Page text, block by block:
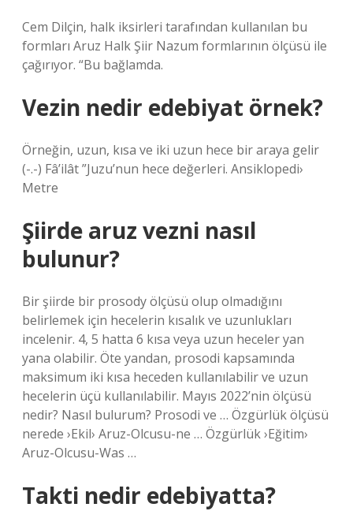
Cem Dilçin, halk iksirleri tarafından kullanılan bu
formları Aruz Halk Şiir Nazum formlarının ölçüsü ile
çağırıyor. “Bu bağlamda.
Vezin nedir edebiyat örnek?
Örneğin, uzun, kısa ve iki uzun hece bir araya gelir
(-.-) Fâ’ilât ”Juzu’nun hece değerleri. Ansiklopedi›
Metre
Şiirde aruz vezni nasıl
bulunur?
Bir şiirde bir prosody ölçüsü olup olmadığını
belirlemek için hecelerin kısalık ve uzunlukları
incelenir. 4, 5 hatta 6 kısa veya uzun heceler yan
yana olabilir. Öte yandan, prosodi kapsamında
maksimum iki kısa heceden kullanılabilir ve uzun
hecelerin üçü kullanılabilir. Mayıs 2022’nin ölçüsü
nedir? Nasıl bulurum? Prosodi ve … Özgürlük ölçüsü
nerede ›Ekil› Aruz-Olcusu-ne … Özgürlük ›Eğitim›
Aruz-Olcusu-Was …
Takti nedir edebiyatta?